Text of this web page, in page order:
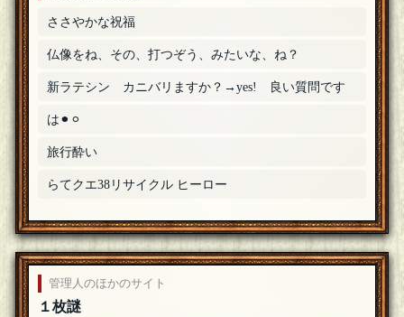
ささやかな祝福
仏像をね、その、打つぞう、みたいな、ね？
新ラテシン カニバリますか？→yes! 良い質問です
は⚫︎⚪︎
旅行酔い
らてクエ38リサイクル ヒーロー
管理人のほかのサイト
１枚謎